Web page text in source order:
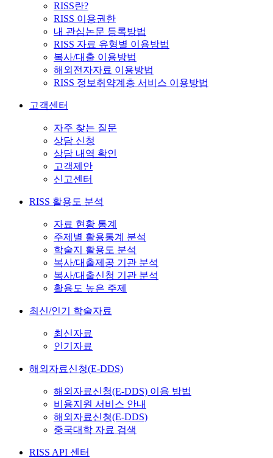
RISS란?
RISS 이용권한
내 관심논문 등록방법
RISS 자료 유형별 이용방법
복사/대출 이용방법
해외전자자료 이용방법
RISS 정보취약계층 서비스 이용방법
고객센터
자주 찾는 질문
상담 신청
상담 내역 확인
고객제안
신고센터
RISS 활용도 분석
자료 현황 통계
주제별 활용통계 분석
학술지 활용도 분석
복사/대출제공 기관 분석
복사/대출신청 기관 분석
활용도 높은 주제
최신/인기 학술자료
최신자료
인기자료
해외자료신청(E-DDS)
해외자료신청(E-DDS) 이용 방법
비용지원 서비스 안내
해외자료신청(E-DDS)
중국대학 자료 검색
RISS API 센터